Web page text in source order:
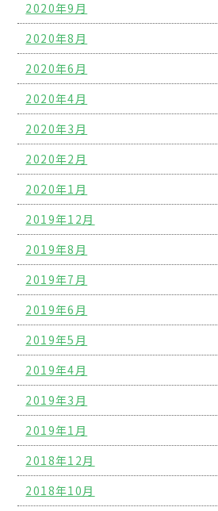
2020年9月
2020年8月
2020年6月
2020年4月
2020年3月
2020年2月
2020年1月
2019年12月
2019年8月
2019年7月
2019年6月
2019年5月
2019年4月
2019年3月
2019年1月
2018年12月
2018年10月